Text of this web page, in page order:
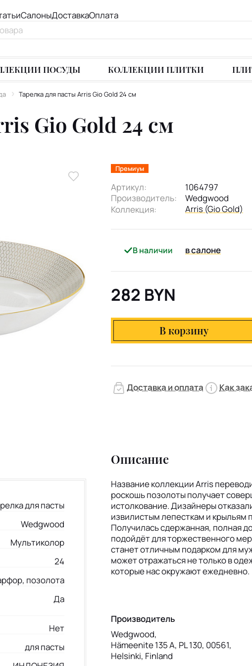
СалоныДоставкаОплата
ПОСУДЫ КОЛЛЕКЦИИ ПЛИТКИ
Тарелка для пасты Arris Gio Gold 24 см
Gio Gold 24 см
Премиум
Артикул:
1064797
Производитель:
Wedgwood
Коллекция:
Arris (Gio Gold)
В наличии в салоне
282 BYN
В корзину
Доставка и оплата Как
для пасты
Wedgwood
Мультиколор
24
позолота
Да
Нет
для пасты
Описание
Название коллекции Arris
роскошь позолоты получает
истолкование. Дизайнеры
извилистым лепесткам и крыльям
Получилась сдержанная, полная
подойдёт для торжественного
станет отличным подарком для
может отражаться не только в
которые нас окружают ежедневно.
Производитель
Wedgwood,
Hämeenite 135 A, PL 130, 00561,
Helsinki, Finland